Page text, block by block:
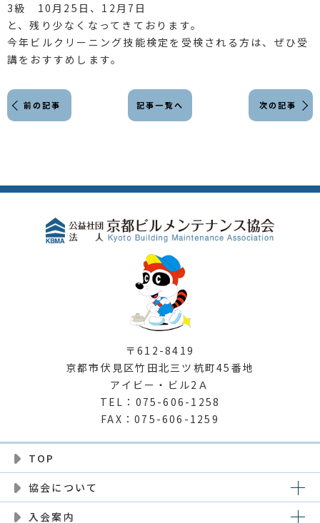
3級 10月25日、12月7日
と、残り少なくなってきております。
今年ビルクリーニング技能検定を受検される方は、ぜひ受
講をおすすめします。
前の記事 記事一覧へ 次の記事
〒612-8419
京都市伏見区竹田北三ツ杭町45番地
アイビー・ビル2Ａ
TEL：075-606-1258
FAX：075-606-1259
TOP
協会について
入会案内